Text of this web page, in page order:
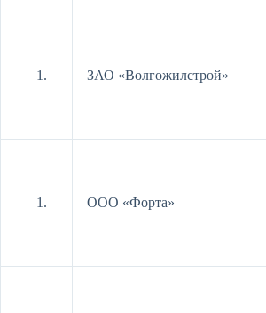
ЗАО «Волгожилстрой»
ООО «Форта»